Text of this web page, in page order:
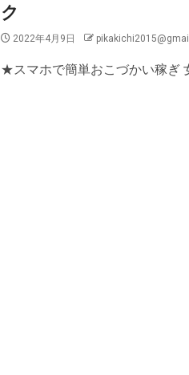
ク
2022年4月9日
★スマホで簡単おこづかい稼ぎ